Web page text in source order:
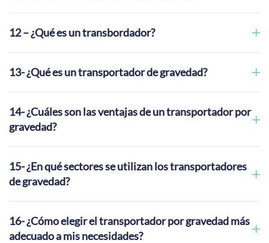
12 – ¿Qué es un transbordador?
13- ¿Qué es un transportador de gravedad?
14- ¿Cuáles son las ventajas de un transportador por
gravedad?
15- ¿En qué sectores se utilizan los transportadores
de gravedad?
16- ¿Cómo elegir el transportador por gravedad más
adecuado a mis necesidades?